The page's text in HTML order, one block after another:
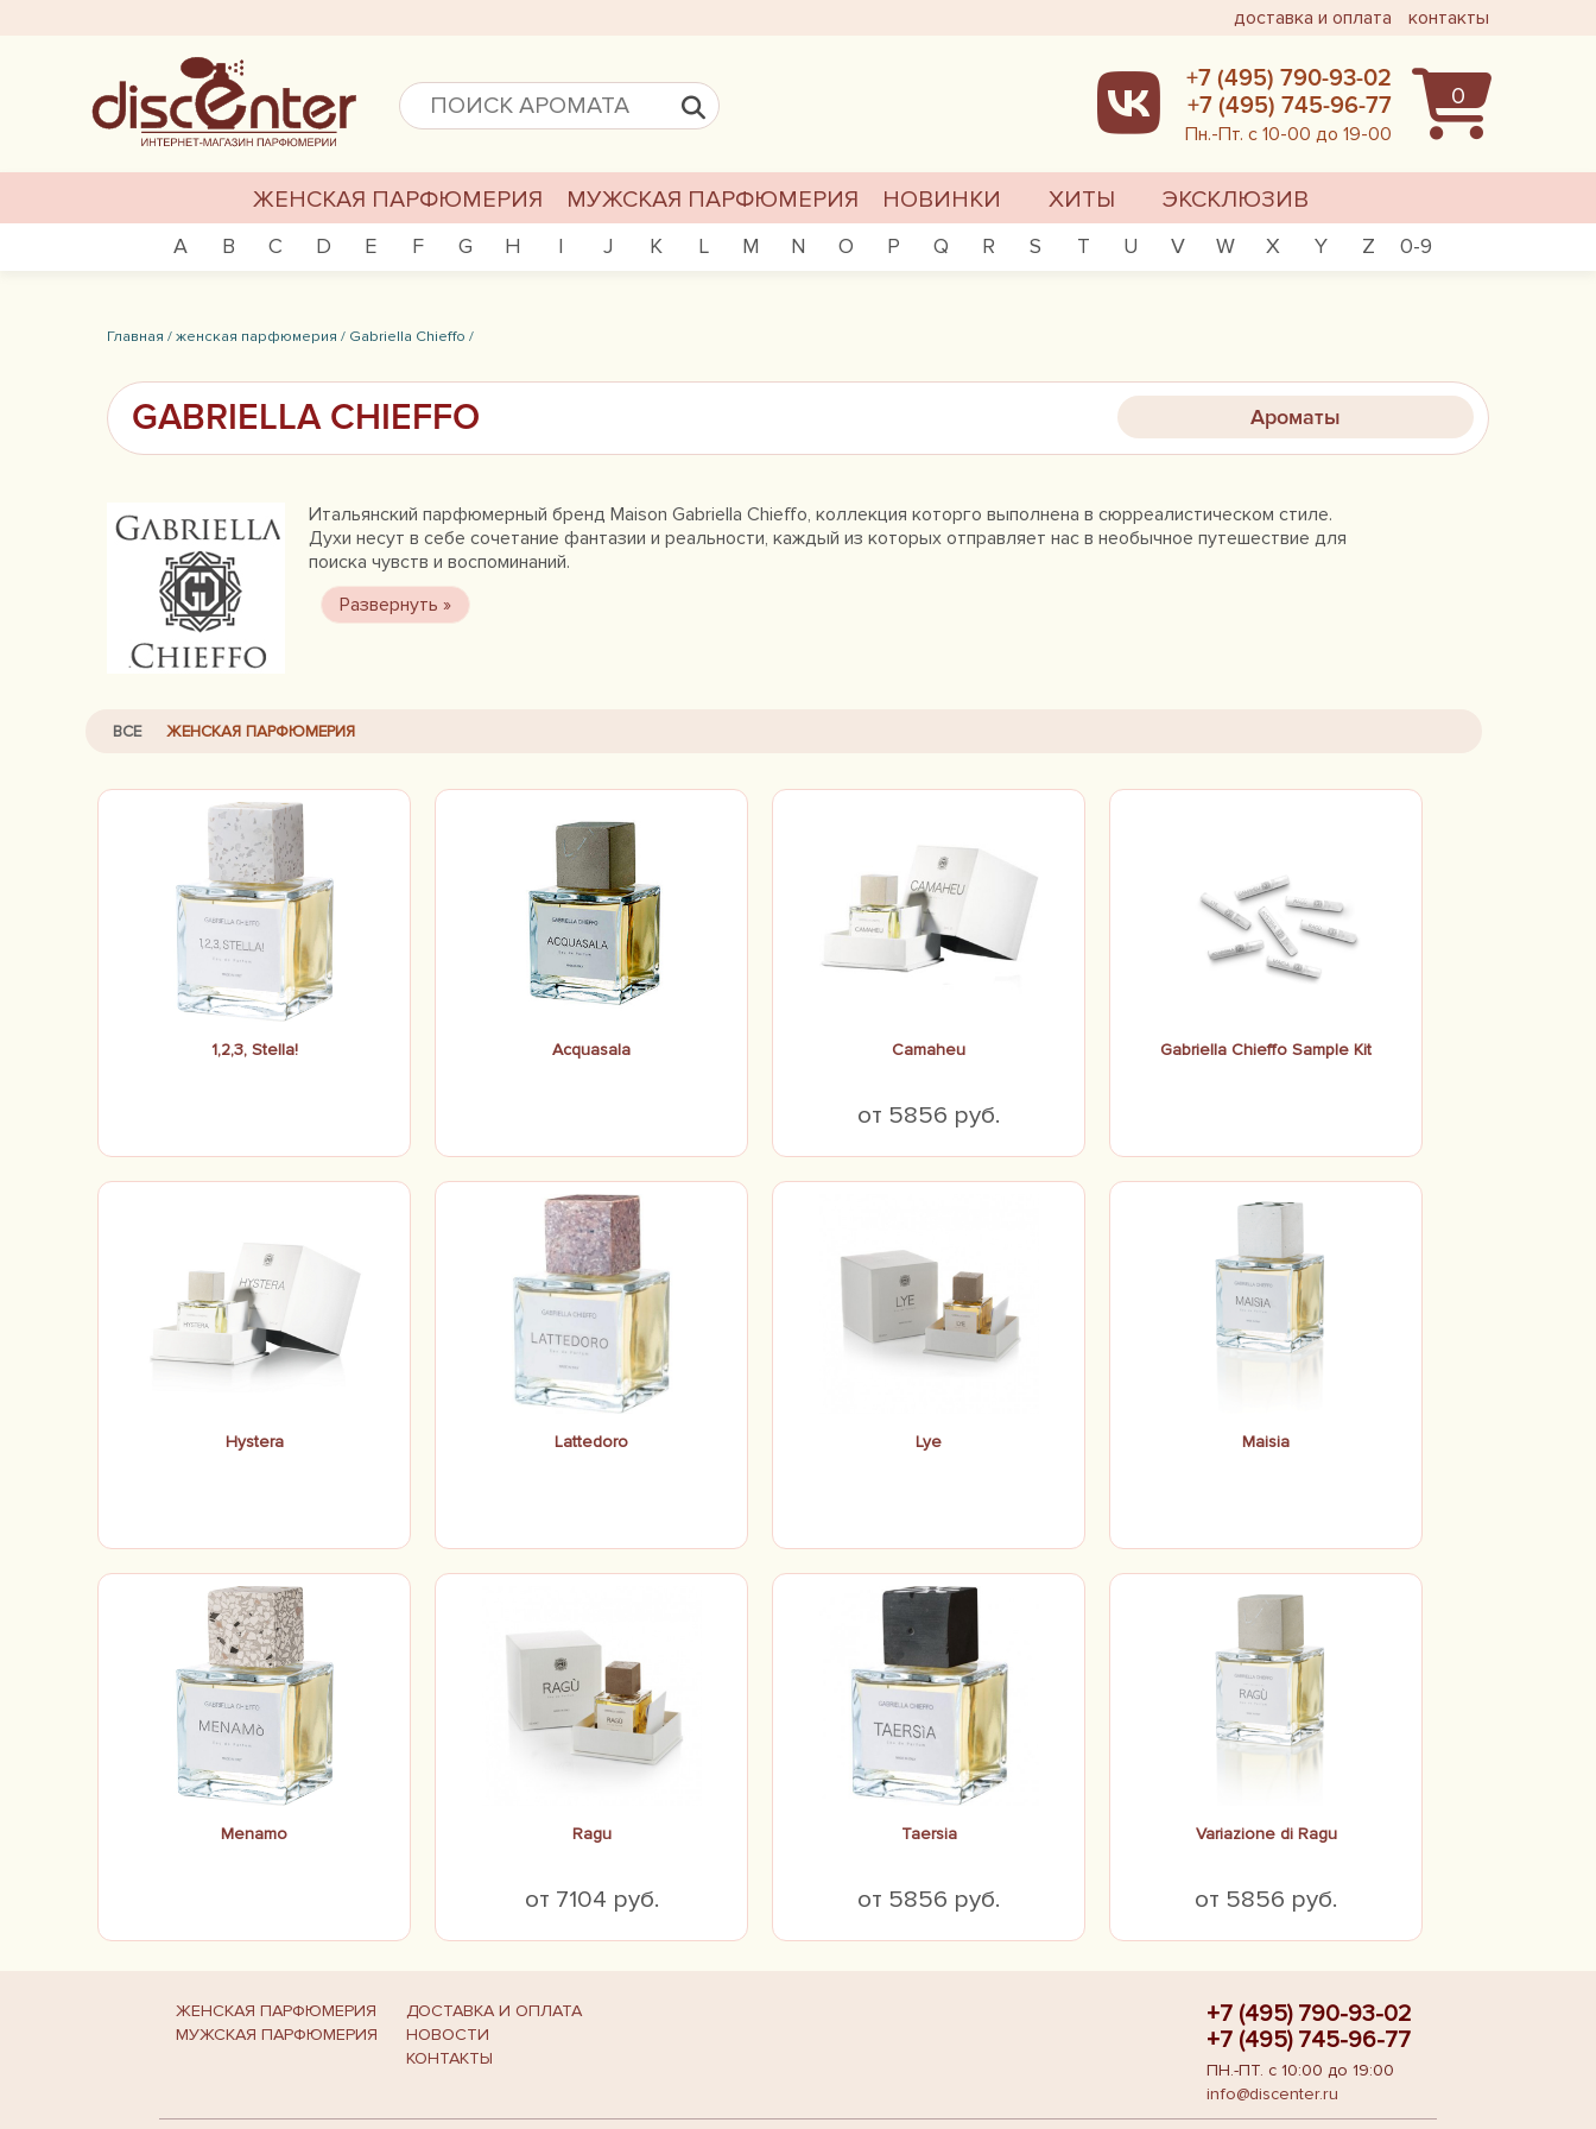
доставка и оплата контакты
0
+7 (495) 790-93-02
+7 (495) 745-96-77
Пн.-Пт. с 10-00 до 19-00
ЖЕНСКАЯ ПАРФЮМЕРИЯ МУЖСКАЯ ПАРФЮМЕРИЯ НОВИНКИ ХИТЫ ЭКСКЛЮЗИВ
A B C D E F G H I J K L M N O P Q R S T U V W X Y Z 0-9
Главная /женская парфюмерия / Gabriella Chieffo /
GABRIELLA CHIEFFO Ароматы
Итальянский парфюмерный бренд Maison Gabriella Chieffo, коллекция которго выполнена в сюрреалистическом стиле.
Духи несут в себе сочетание фантазии и реальности, каждый из которых отправляет нас в необычное путешествие для
поиска чувств и воспоминаний.
ВСЕ ЖЕНСКАЯ ПАРФЮМЕРИЯ
1,2,3, Stella! Acquasala Camaheu
от 5856 руб.
Gabriella Chieffo Sample Kit
Hystera Lattedoro Lye Maisia
Menamo Ragu
от 7104 руб.
Taersia
от 5856 руб.
Variazione di Ragu
от 5856 руб.
ЖЕНСКАЯ ПАРФЮМЕРИЯ
МУЖСКАЯ ПАРФЮМЕРИЯ
ДОСТАВКА И ОПЛАТА
НОВОСТИ
КОНТАКТЫ
+7 (495) 790-93-02
+7 (495) 745-96-77
ПН.-ПТ. с 10:00 до 19:00
info@discenter.ru